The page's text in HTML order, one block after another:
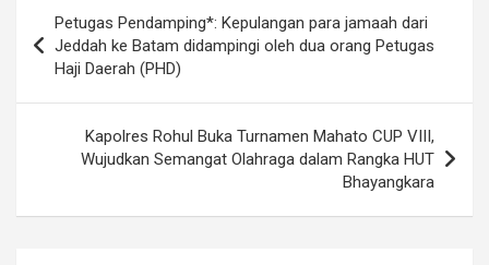
navigation
Petugas Pendamping*: Kepulangan para jamaah dari
Jeddah ke Batam didampingi oleh dua orang Petugas
Haji Daerah (PHD)
Kapolres Rohul Buka Turnamen Mahato CUP VIII,
Wujudkan Semangat Olahraga dalam Rangka HUT
Bhayangkara